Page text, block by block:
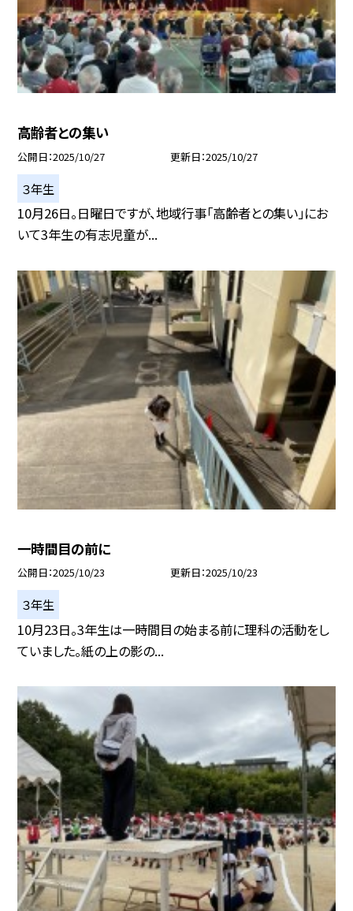
高齢者との集い
公開日 2025/10/27 更新日 2025/10/27
３年生
10月26日。日曜日ですが、地域行事「高齢者との集い」にお
いて3年生の有志児童が...
一時間目の前に
公開日 2025/10/23 更新日 2025/10/23
３年生
10月23日。3年生は一時間目の始まる前に理科の活動をし
ていました。紙の上の影の...